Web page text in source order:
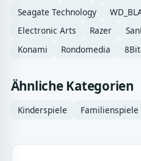
Seagate Technology
Electronic Arts
Razer
Konami
Rondomedia
Ähnliche Kategorien
Kinderspiele Familienspiele